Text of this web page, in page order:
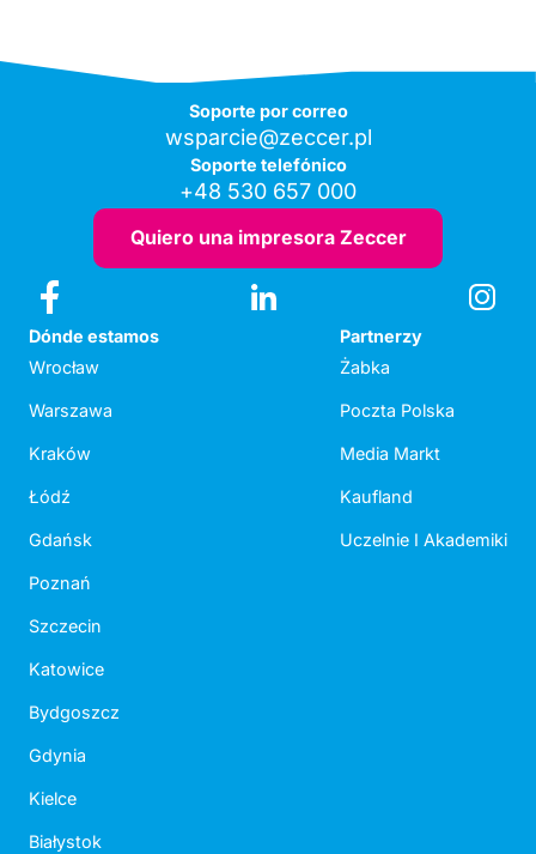
Soporte por correo
wsparcie@zeccer.pl
Soporte telefónico
+48 530 657 000
Quiero una impresora Zeccer
Dónde estamos
Wrocław
Warszawa
Kraków
Łódź
Gdańsk
Poznań
Szczecin
Katowice
Bydgoszcz
Gdynia
Kielce
Białystok
Partnerzy
Żabka
Poczta Polska
Media Markt
Kaufland
Uczelnie I Akademiki